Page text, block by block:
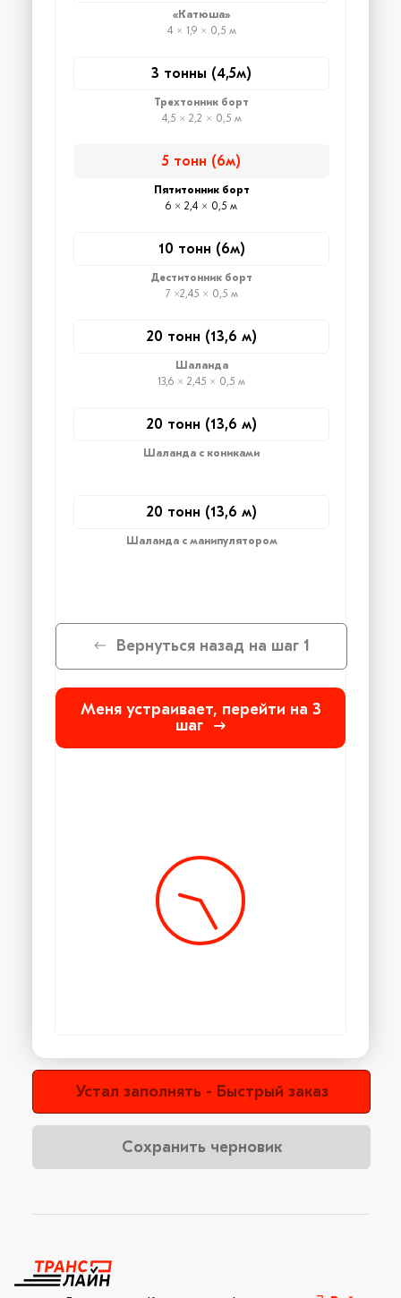
«Катюша»
4 × 1,9 × 0,5 м
3 тонны (4,5м)
Трехтонник борт
4,5 × 2,2 × 0,5 м
5 тонн (6м)
Пятитонник борт
6 × 2,4 × 0,5 м
10 тонн (6м)
Деститонник борт
7 ×2,45 × 0,5 м
20 тонн (13,6 м)
Шаланда
13,6 × 2,45 × 0,5 м
20 тонн (13,6 м)
Шаланда с кониками
20 тонн (13,6 м)
Шаланда с манипулятором
Вернуться назад на шаг 1
Меня устраивает, перейти на 3
шаг
Устал заполнять - Быстрый заказ
Сохранить черновик